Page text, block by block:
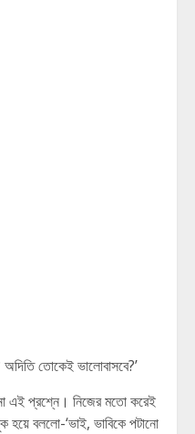
তোকেই ভালোবাসবে?’
এই প্রশ্নে। নিজের মতো করেই
হয়ে বললো-‘ভাই, ভাবিকে পটানো